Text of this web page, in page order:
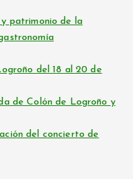
patrimonio de la
del 18 al 20 de
de Colón de Logroño y
del concierto de